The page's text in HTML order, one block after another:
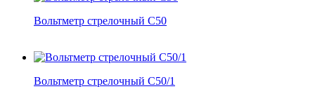
Вольтметр стрелочный С50
Вольтметр стрелочный С50/1